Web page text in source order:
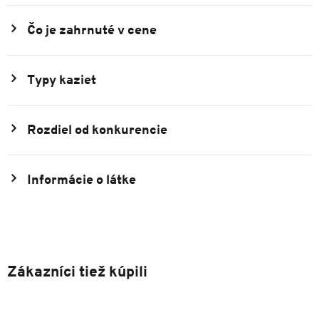
Čo je zahrnuté v cene
Typy kaziet
Rozdiel od konkurencie
Informácie o látke
Zákazníci tiež kúpili